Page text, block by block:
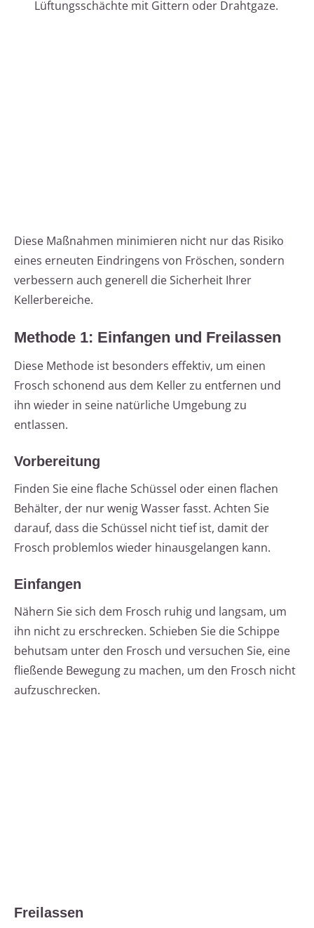
Lüftungsschächte mit Gittern oder Drahtgaze.
Diese Maßnahmen minimieren nicht nur das Risiko
eines erneuten Eindringens von Fröschen, sondern
verbessern auch generell die Sicherheit Ihrer
Kellerbereiche.
Methode 1: Einfangen und Freilassen
Diese Methode ist besonders effektiv, um einen
Frosch schonend aus dem Keller zu entfernen und
ihn wieder in seine natürliche Umgebung zu
entlassen.
Vorbereitung
Finden Sie eine flache Schüssel oder einen flachen
Behälter, der nur wenig Wasser fasst. Achten Sie
darauf, dass die Schüssel nicht tief ist, damit der
Frosch problemlos wieder hinausgelangen kann.
Einfangen
Nähern Sie sich dem Frosch ruhig und langsam, um
ihn nicht zu erschrecken. Schieben Sie die Schippe
behutsam unter den Frosch und versuchen Sie, eine
fließende Bewegung zu machen, um den Frosch nicht
aufzuschrecken.
Freilassen